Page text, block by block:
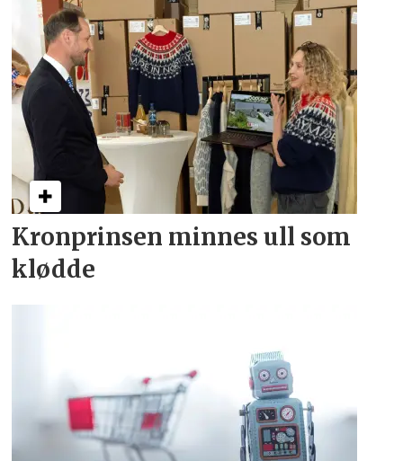
Kronprinsen minnes ull som
klødde